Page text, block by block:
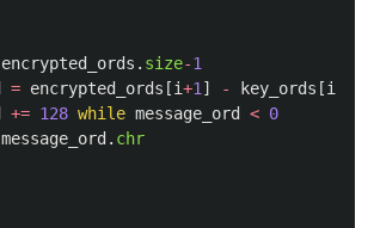
encrypted_ords . size-1
= encrypted_ords [i+1 ] - key_ords [i
+= 128 while message_ord < 0
message_ord . chr